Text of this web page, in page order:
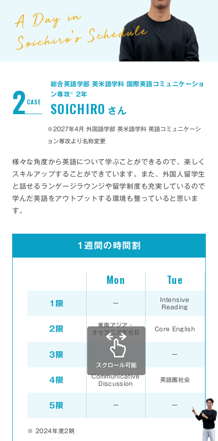
2CASE
総合英語学部 英米語学科 国際英語コミュニケーショ
ン専攻※ 2年
SOICHIROさん
※2027年4月 外国語学部 英米語学科 英語コミュニケーシ
ョン専攻より名称変更
様々な角度から英語について学ぶことができるので、楽しく
スキルアップすることができています。また、外国人留学生
と話せるランゲージラウンジや留学制度も充実しているので
学んだ英語をアウトプットする環境も整っていると思いま
す。
1週間の時間割
Mon Tue
1限 ー
Intensive
Reading
2限
東南アジア・
オセアニア文化Ｂ
Core English
3限 ー ー
4限
Communicative
Discussion
英語圏社会
5限 ー ー
※ 2024年度2期